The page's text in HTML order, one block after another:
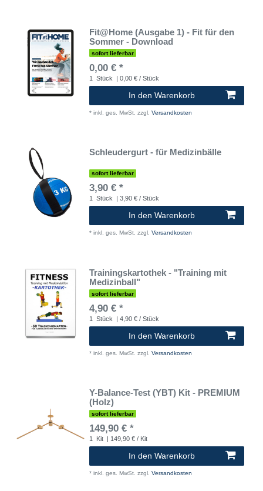
Fit@Home (Ausgabe 1) - Fit für den
Sommer - Download
sofort lieferbar
0,00 € *
1 Stück | 0,00 € / Stück
In den Warenkorb
* inkl. ges. MwSt. zzgl. Versandkosten
Schleudergurt - für Medizinbälle
sofort lieferbar
3,90 € *
1 Stück | 3,90 € / Stück
In den Warenkorb
* inkl. ges. MwSt. zzgl. Versandkosten
Trainingskartothek - "Training mit
Medizinball"
sofort lieferbar
4,90 € *
1 Stück | 4,90 € / Stück
In den Warenkorb
* inkl. ges. MwSt. zzgl. Versandkosten
Y-Balance-Test (YBT) Kit - PREMIUM
(Holz)
sofort lieferbar
149,90 € *
1 Kit | 149,90 € / Kit
In den Warenkorb
* inkl. ges. MwSt. zzgl. Versandkosten